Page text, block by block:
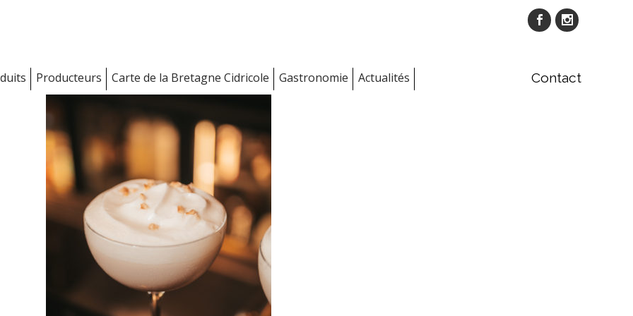
Producteurs Carte de la Bretagne Cidricole Gastronomie Actualités Contact